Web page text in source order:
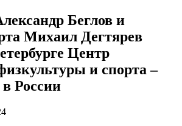
Беглов и
Михаил Дегтярев
Центр
и спорта –
России